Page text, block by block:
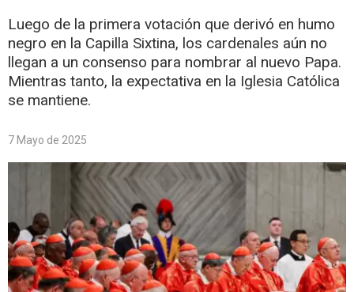
Luego de la primera votación que derivó en humo
negro en la Capilla Sixtina, los cardenales aún no
llegan a un consenso para nombrar al nuevo Papa.
Mientras tanto, la expectativa en la Iglesia Católica
se mantiene.
7 Mayo de 2025